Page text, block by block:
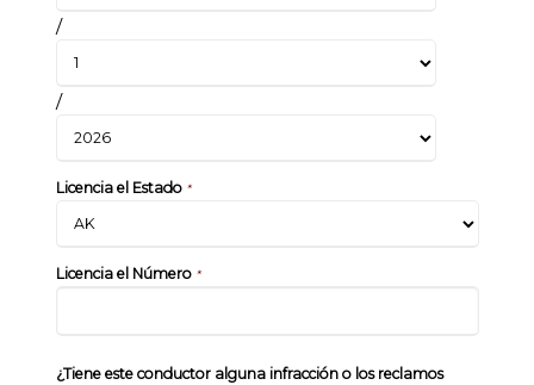
/
/
Licencia el Estado*
Licencia el Número*
¿Tiene este conductor alguna infracción o los reclamos